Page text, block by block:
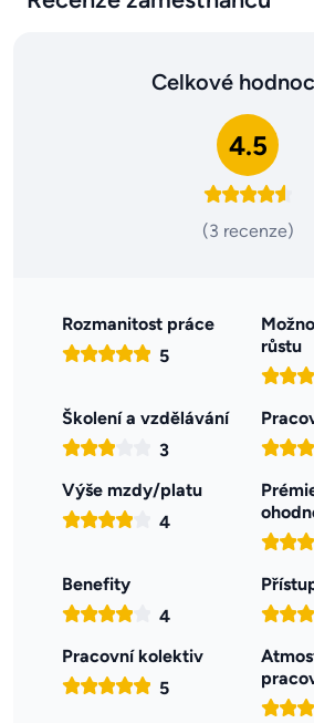
Celkové
4.5
(3 recenze)
Rozmanitost práce
5
růstu
Školení a vzdělávání
3
Výše mzdy/platu
4
Benefity
4
Pracovní kolektiv
5